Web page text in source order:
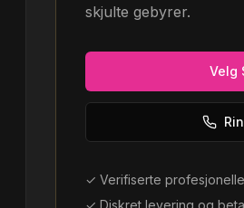
skjulte gebyrer.
Velg
✓ Verifiserte
✓ Diskret levering og